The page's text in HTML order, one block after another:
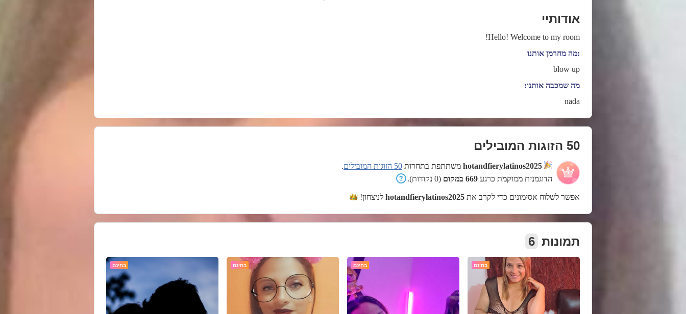
אודותיי
Hello! Welcome to my room!
:מה מחרמן אותנו
blow up
מה שמכבה אותנו:
nada
50 הזוגות המובילים
hotandfierylatinos2025 משתתפת בתחרות 50 הזוגות המובילים
.
הדוגמנית ממוקמת כרגע 669 במקום (0 נקודות).
אפשר לשלוח אסימונים כדי לקרב את hotandfierylatinos2025 לניצחון!
תמונות 6
בחינם בחינם בחינם בחינם